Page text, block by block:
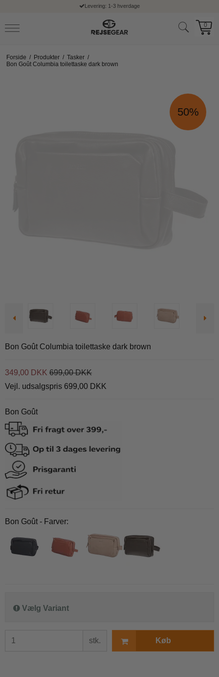
0
Forside / Produkter / Tasker /
Bon Goût Columbia toilettaske dark brown
50%
Bon Goût Columbia toilettaske dark brown
349,00 DKK 699,00 DKK
Vejl. udsalgspris 699,00 DKK
Bon Goût
Bon Goût - Farver:
Vælg Variant
stk. Køb